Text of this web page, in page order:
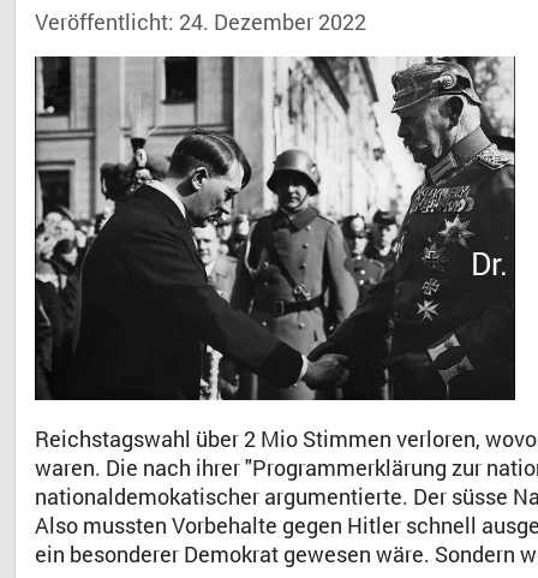
Dr.
Veröffentlicht: 24. Dezember 2022
Reichstagswahl über 2 Mio Stimmen verloren,
waren. Die nach ihrer "Programmerklärung zur
nationaldemokatischer argumentierte. Der süsse
Also mussten Vorbehalte gegen Hitler schnell
ein besonderer Demokrat gewesen wäre. Sondern